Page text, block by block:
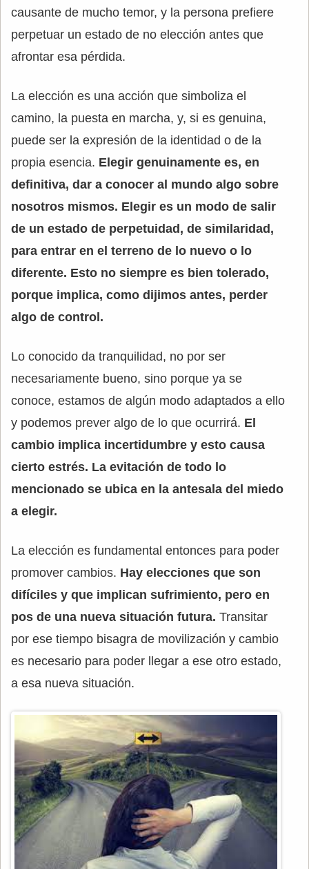
causante de mucho temor, y la persona prefiere
perpetuar un estado de no elección antes que
afrontar esa pérdida.
La elección es una acción que simboliza el
camino, la puesta en marcha, y, si es genuina,
puede ser la expresión de la identidad o de la
propia esencia. Elegir genuinamente es, en
definitiva, dar a conocer al mundo algo sobre
nosotros mismos. Elegir es un modo de salir
de un estado de perpetuidad, de similaridad,
para entrar en el terreno de lo nuevo o lo
diferente. Esto no siempre es bien tolerado,
porque implica, como dijimos antes, perder
algo de control.
Lo conocido da tranquilidad, no por ser
necesariamente bueno, sino porque ya se
conoce, estamos de algún modo adaptados a ello
y podemos prever algo de lo que ocurrirá. El
cambio implica incertidumbre y esto causa
cierto estrés. La evitación de todo lo
mencionado se ubica en la antesala del miedo
a elegir.
La elección es fundamental entonces para poder
promover cambios. Hay elecciones que son
difíciles y que implican sufrimiento, pero en
pos de una nueva situación futura. Transitar
por ese tiempo bisagra de movilización y cambio
es necesario para poder llegar a ese otro estado,
a esa nueva situación.